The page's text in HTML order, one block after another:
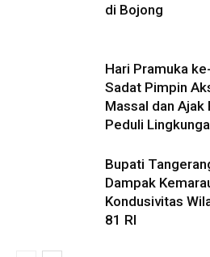
di Bojong
Hari Pramuka
Sadat Pimpin
Massal dan
Peduli
Bupati
Dampak
Kondusivitas
81 RI